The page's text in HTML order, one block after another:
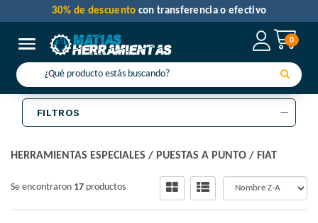
0
Toggle navigation
30% de descuento con transferencia o efectivo
FILTROS
HERRAMIENTAS ESPECIALES / PUESTAS A PUNTO / FIAT
Se encontraron 17 productos